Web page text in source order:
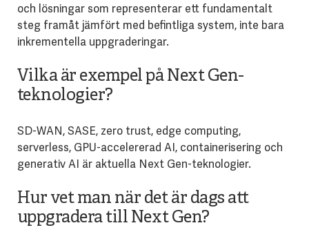
och lösningar som representerar ett fundamentalt
steg framåt jämfört med befintliga system, inte bara
inkrementella uppgraderingar.
Vilka är exempel på Next Gen-
teknologier?
SD-WAN, SASE, zero trust, edge computing,
serverless, GPU-accelererad AI, containerisering och
generativ AI är aktuella Next Gen-teknologier.
Hur vet man när det är dags att
uppgradera till Next Gen?